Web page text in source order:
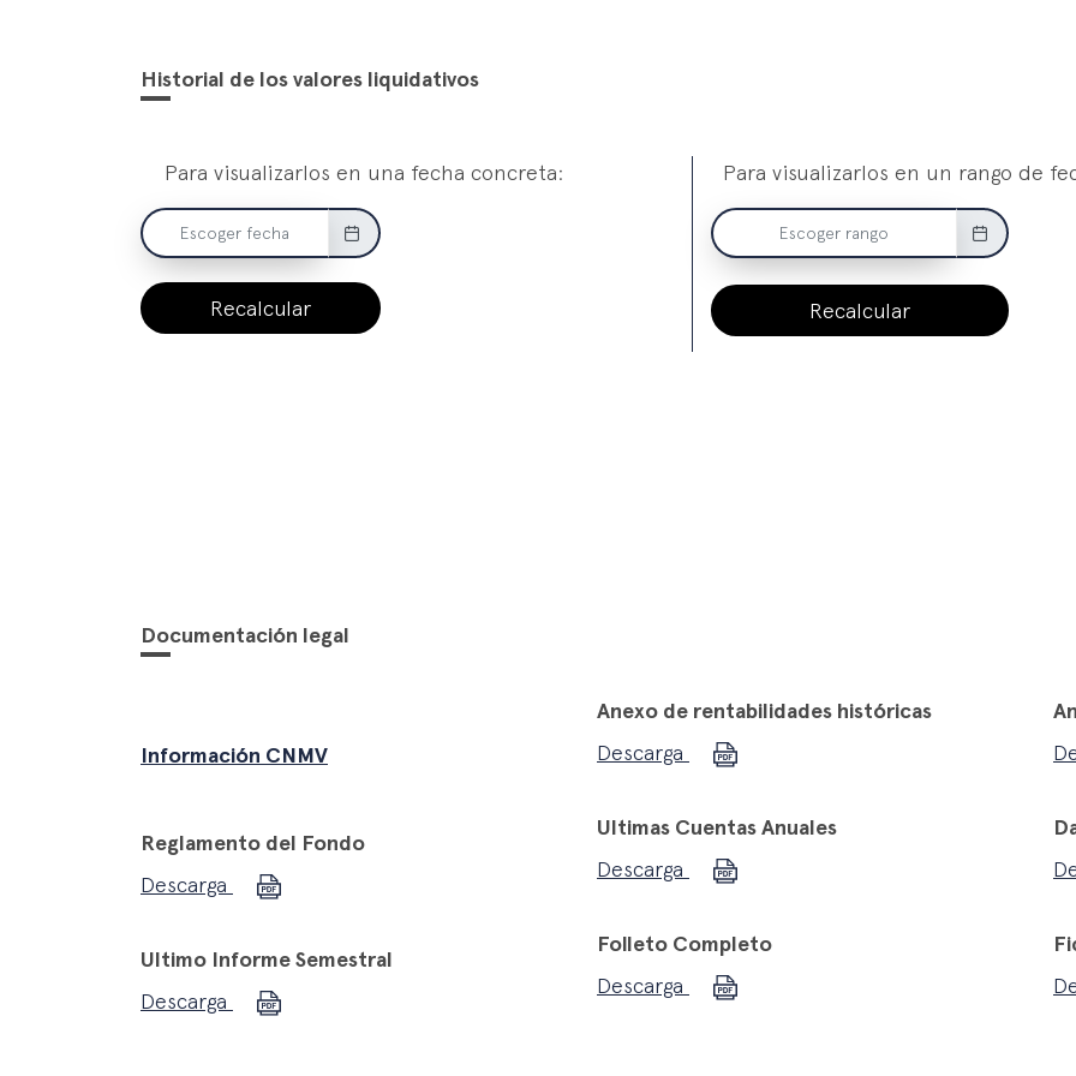
Historial de los valores liquidativos
Para visualizarlos en una fecha concreta:
Recalcular
Para visualizarlos en un rango de
Recalcular
Documentación legal
Información CNMV
Reglamento del Fondo
Descarga
Ultimo Informe Semestral
Descarga
Anexo de rentabilidades históricas
Descarga
Ultimas Cuentas Anuales
Descarga
Folleto Completo
Descarga